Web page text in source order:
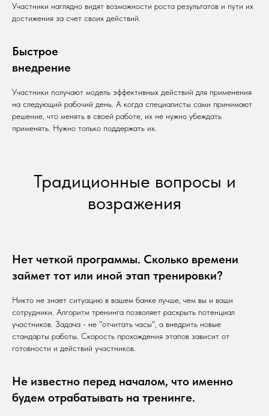
Участники наглядно видят возможности роста результатов и пути их
достижения за счет своих действий.
Быстрое
внедрение
Участники получают модель эффективных действий для применения
на следующий рабочий день. А когда специалисты сами принимают
решение, что менять в своей работе, их не нужно убеждать
применять. Нужно только поддержать их.
Традиционные вопросы и
возражения
Нет четкой программы. Сколько времени
займет тот или иной этап тренировки?
Никто не знает ситуацию в вашем банке лучше, чем вы и ваши
сотрудники. Алгоритм тренинга позволяет раскрыть потенциал
участников. Задача - не "отчитать часы", а внедрить новые
стандарты работы. Скорость прохождения этапов зависит от
готовности и действий участников.
Не известно перед началом, что именно
будем отрабатывать на тренинге.